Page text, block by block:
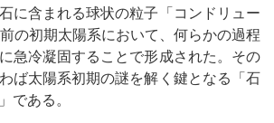
に含まれる球状の粒子「コンドリュー
の初期太陽系において、何らかの過程
急冷凝固することで形成された。その
ば太陽系初期の謎を解く鍵となる「石
である。